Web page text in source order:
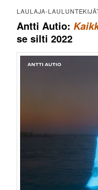
LAULAJA-
Antti Autio:
se silti 2022